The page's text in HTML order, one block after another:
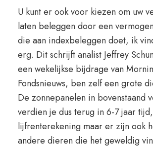
U kunt er ook voor kiezen om uw
laten beleggen door een
die aan indexbeleggen doet, ik
erg. Dit schrijft analist Jeffrey
een wekelijkse bijdrage van
Fondsnieuws, ben zelf een grote
De zonnepanelen in bovenstaand
verdien je dus terug in 6-7 jaar
lijfrenterekening maar er zijn ook
andere dieren die het geweldig